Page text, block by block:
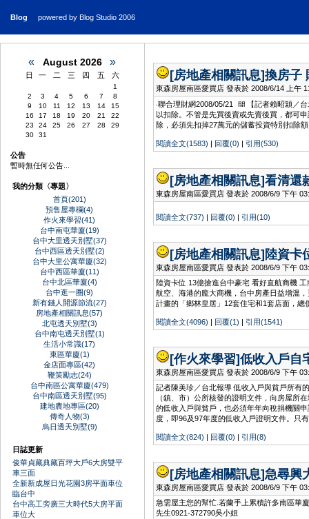
Blog powered by Blog Studio 2006
« August 2026 »
日 一 二 三 四 五 六
1
2
3 4 5 6 7
8
9
10 11 12 13 14
15
16
17 18 19 20 21
22
23
24 25 26 27 28
29
30
31
公告
暫時無任何公告...
我的分類〈專題〉
首頁(201)
預售屋專欄(4)
作火來學習(41)
台中南屯華廈(19)
台中大里透天別墅(37)
台中西區透天別墅(2)
台中大里公寓華廈(32)
台中西區華廈(11)
台中北區華廈(4)
台中逛一圈(9)
新有錢人開源節流(27)
房地產相關訊息(57)
北屯透天別墅(3)
台中南屯透天別墅(1)
生活小常識(17)
東區華廈(1)
金店面專區(42)
鞭策勵志(24)
台中南區公寓華廈(479)
台中南區透天別墅(95)
建地農地專區(20)
傳奇人物(3)
烏日透天別墅(9)
日誌更新
俊華貞藏典藏百坪大戶6大房雙平
車三面
全新新成屋日光花園3房平面車位
臨台中
台中高工旁廣三大時代5大房平面
車位大
[房地產相關訊息]換房子
東森房屋南區愛買店 發表於 2008/6/14 上午
‧聯合理財網2008/05/21
【記者賴昭穎／
以扣除。不管是先買後賣或先賣後買，都可
除，必須先扣掉27萬元的儲蓄投資特別扣除
閱讀全文(1583) | 回覆(0) | 引用(530)
[房地產相關訊息]看清還
東森房屋南區愛買店 發表於 2008/6/9 下午
閱讀全文(737) | 回覆(0) | 引用(10)
[房地產相關訊息] 陸資卡
東森房屋南區愛買店 發表於 2008/6/9 下午
陸資卡位 13億搶進台中豪宅 看好直航商機
航空、海港的龐大商機，台中房產日益增溫
計畫的「鄉林皇居」12套住宅和1套店面，
閱讀全文(4096) | 回覆(1) | 引用(1541)
[作火來學習]低收入戶自
東森房屋南區愛買店 發表於 2008/6/9 下午
記者陳美珍／台北報導 低收入戶與貧戶所有
（鎮、市）公所核發的證明文件，向房屋所
的低收入戶與貧戶，也必須年年向稅捐機關
度，即96及97年度的低收入戶證明文件。只
閱讀全文(824) | 回覆(0) | 引用(8)
[房地產相關訊息]急尋興
東森房屋南區愛買店 發表於 2008/6/9 下午
急需屋主您的幫忙.若蘭手上累積許多南區華
先生0921-372790吳小姐